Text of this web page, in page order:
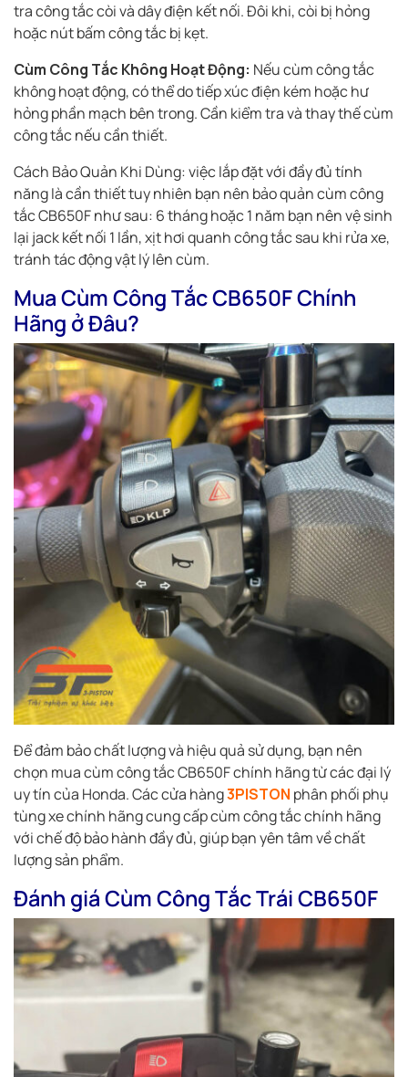
tra công tắc còi và dây điện kết nối. Đôi khi, còi bị hỏng
hoặc nút bấm công tắc bị kẹt.
Cùm Công Tắc Không Hoạt Động: Nếu cùm công tắc
không hoạt động, có thể do tiếp xúc điện kém hoặc hư
hỏng phần mạch bên trong. Cần kiểm tra và thay thế cùm
công tắc nếu cần thiết.
Cách Bảo Quản Khi Dùng: việc lắp đặt với đầy đủ tính
năng là cần thiết tuy nhiên bạn nên bảo quản cùm công
tắc CB650F như sau: 6 tháng hoặc 1 năm bạn nên vệ sinh
lại jack kết nối 1 lần, xịt hơi quanh công tắc sau khi rửa xe,
tránh tác động vật lý lên cùm.
Mua Cùm Công Tắc CB650F Chính
Hãng ở Đâu?
Để đảm bảo chất lượng và hiệu quả sử dụng, bạn nên
chọn mua cùm công tắc CB650F chính hãng từ các đại lý
uy tín của Honda. Các cửa hàng3PISTON phân phối phụ
tùng xe chính hãng cung cấp cùm công tắc chính hãng
với chế độ bảo hành đầy đủ, giúp bạn yên tâm về chất
lượng sản phẩm.
Đánh giá Cùm Công Tắc Trái CB650F